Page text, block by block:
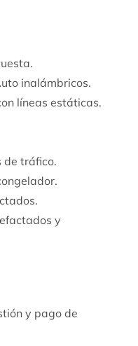
inalámbricos.
líneas estáticas.
de tráfico.
y
y pago de